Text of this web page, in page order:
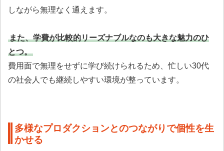
しながら無理なく通えます。
また、学費が比較的リーズナブルなのも大きな魅力のひ
とつ。
費用面で無理をせずに学び続けられるため、忙しい30代
の社会人でも継続しやすい環境が整っています。
多様なプロダクションとのつながりで個性を生
かせる